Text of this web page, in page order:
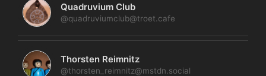
Quadruvium Club
@quadruviumclub@troet.cafe
Thorsten Reimnitz
@thorsten_reimnitz@mstdn.social